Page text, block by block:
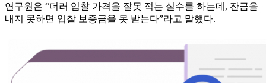
연구원은 “더러 입찰 가격을 잘못 적는 실수를 하는데, 잔금을
내지 못하면 입찰 보증금을 못 받는다”라고 말했다.